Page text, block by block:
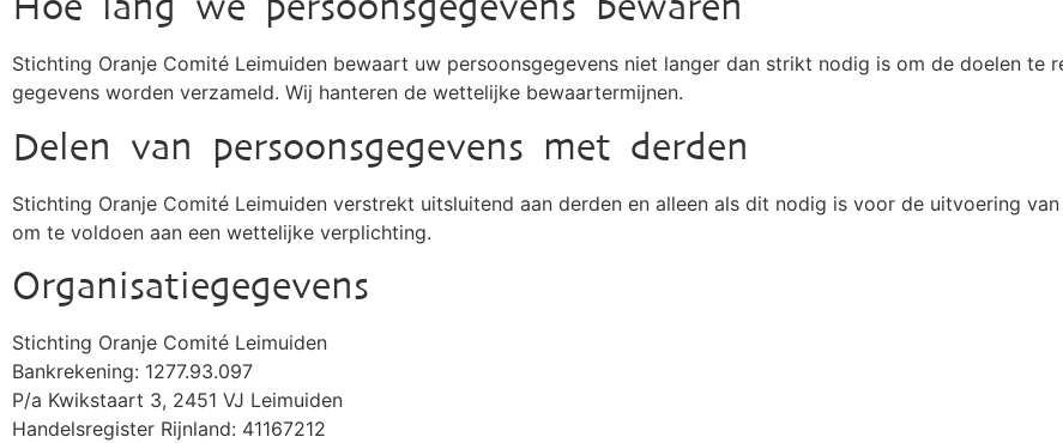
Stichting Oranje Comité Leimuiden bewaart uw persoonsgegevens niet langer dan strikt nodig is om de doelen te
gegevens worden verzameld. Wij hanteren de wettelijke bewaartermijnen.
Delen van persoonsgegevens met derden
Stichting Oranje Comité Leimuiden verstrekt uitsluitend aan derden en alleen als dit nodig is voor de uitvoering
om te voldoen aan een wettelijke verplichting.
Organisatiegegevens
Stichting Oranje Comité Leimuiden
Bankrekening: 1277.93.097
P/a Kwikstaart 3, 2451 VJ Leimuiden
Handelsregister Rijnland: 41167212